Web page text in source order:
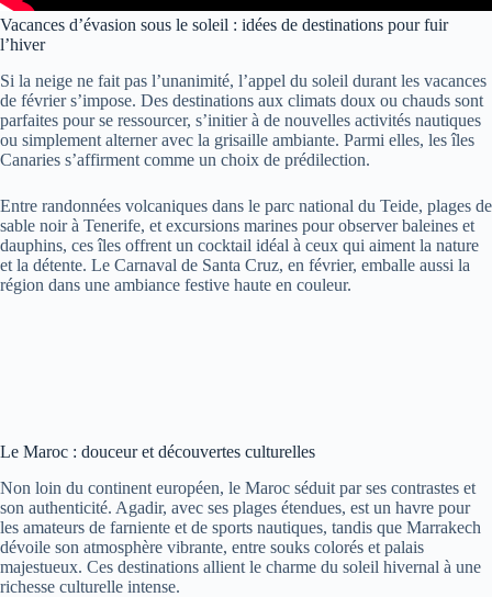
Vacances d’évasion sous le soleil : idées de destinations pour fuir
l’hiver
Si la neige ne fait pas l’unanimité, l’appel du soleil durant les vacances
de février s’impose. Des destinations aux climats doux ou chauds sont
parfaites pour se ressourcer, s’initier à de nouvelles activités nautiques
ou simplement alterner avec la grisaille ambiante. Parmi elles, les îles
Canaries s’affirment comme un choix de prédilection.
Entre randonnées volcaniques dans le parc national du Teide, plages de
sable noir à Tenerife, et excursions marines pour observer baleines et
dauphins, ces îles offrent un cocktail idéal à ceux qui aiment la nature
et la détente. Le Carnaval de Santa Cruz, en février, emballe aussi la
région dans une ambiance festive haute en couleur.
Le Maroc : douceur et découvertes culturelles
Non loin du continent européen, le Maroc séduit par ses contrastes et
son authenticité. Agadir, avec ses plages étendues, est un havre pour
les amateurs de farniente et de sports nautiques, tandis que Marrakech
dévoile son atmosphère vibrante, entre souks colorés et palais
majestueux. Ces destinations allient le charme du soleil hivernal à une
richesse culturelle intense.